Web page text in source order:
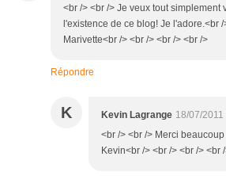
<br /> <br /> Je veux tout simplement
l'existence de ce blog! Je l'adore.<br /
Marivette<br /> <br /> <br /> <br />
Répondre
K Kevin Lagrange 18/07/2011
<br /> <br /> Merci
Kevin<br /> <br /> <br /> <br